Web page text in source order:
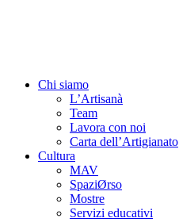
Chi siamo
L’Artisanà
Team
Lavora con noi
Carta dell’Artigianato
Cultura
MAV
SpaziØrso
Mostre
Servizi educativi